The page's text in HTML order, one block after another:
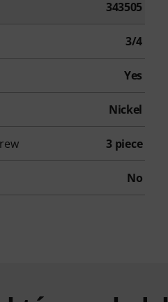
343505
3/4
Yes
Nickel
3 piece
No